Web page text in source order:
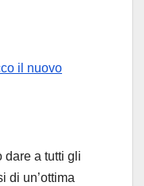
il nuovo
dare a tutti gli
di un’ottima